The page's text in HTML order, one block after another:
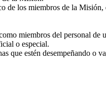
los miembros de la
miembros del personal de
o especial.
estén desempeñando o